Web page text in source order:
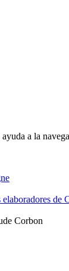
a la
de
Corbon